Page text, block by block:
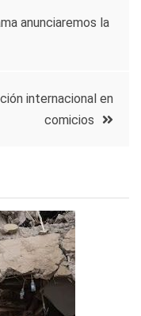
anunciaremos la
internacional en
comicios